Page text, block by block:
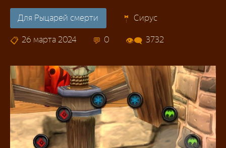
Для Рыцарей смерти Сирус
26 марта 2024 0 3732